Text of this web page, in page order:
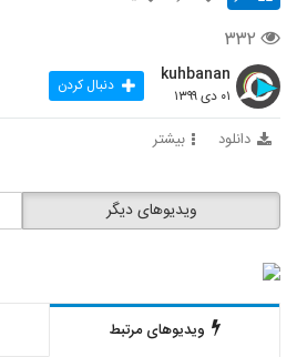
۳۳۲
kuhbanan
۰۱ دی ۱۳۹۹ دنبال کردن
دانلود بیشتر
ویدیوهای دیگر
ویدیوهای مرتبط